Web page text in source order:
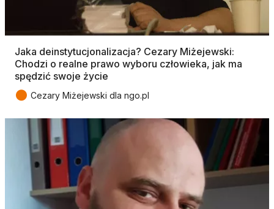
Jaka deinstytucjonalizacja? Cezary Miżejewski:
Chodzi o realne prawo wyboru człowieka, jak ma
spędzić swoje życie
● Cezary Miżejewski dla ngo.pl